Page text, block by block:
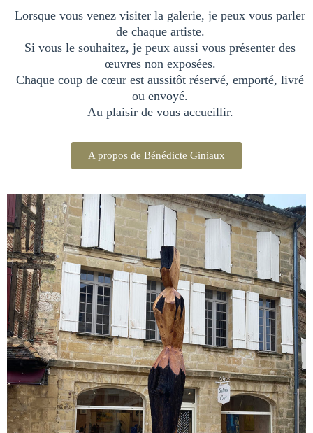
Lorsque vous venez visiter la galerie, je peux vous parler
de chaque artiste.
Si vous le souhaitez, je peux aussi vous présenter des
œuvres non exposées.
Chaque coup de cœur est aussitôt réservé, emporté, livré
ou envoyé.
Au plaisir de vous accueillir.
A propos de Bénédicte Giniaux